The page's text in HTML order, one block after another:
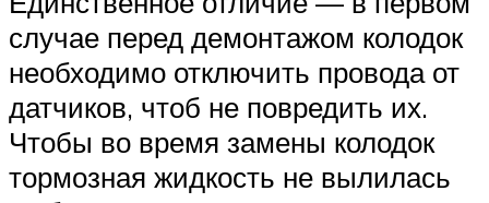
случае перед демонтажом колодок
необходимо отключить провода от
датчиков, чтоб не повредить их.
Чтобы во время замены колодок
тормозная жидкость не вылилась